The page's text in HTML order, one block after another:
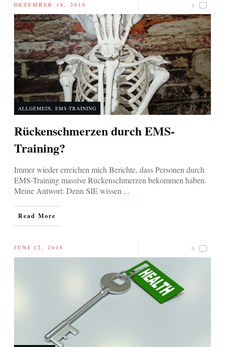
DEZEMBER 18, 2018 0
ALLGEMEIN, EMS-TRAINING
Rückenschmerzen durch EMS-
Training?
Immer wieder erreichen mich Berichte, dass Personen durch
EMS-Training massive Rückenschmerzen bekommen haben. ​
Meine Antwort: Denn SIE wissen ...
Read More
JUNI 12, 2018 0